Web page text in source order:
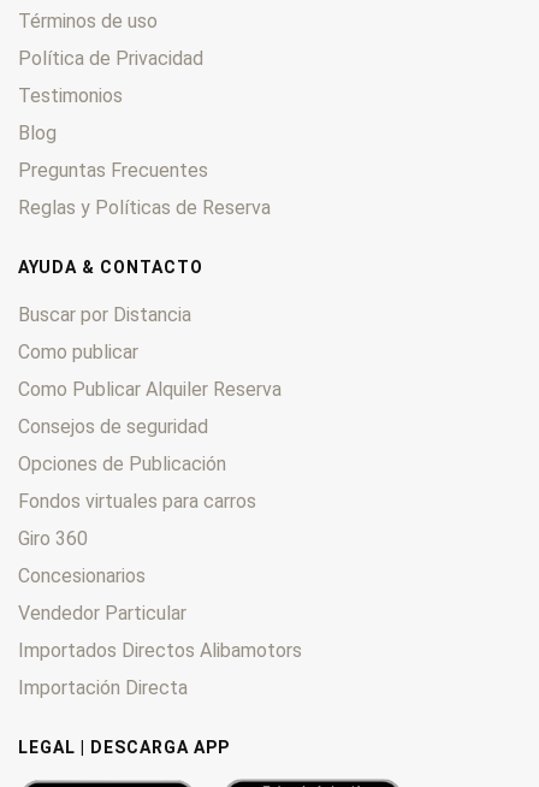
Términos de uso
Política de Privacidad
Testimonios
Blog
Preguntas Frecuentes
Reglas y Políticas de Reserva
AYUDA & CONTACTO
Buscar por Distancia
Como publicar
Como Publicar Alquiler Reserva
Consejos de seguridad
Opciones de Publicación
Fondos virtuales para carros
Giro 360
Concesionarios
Vendedor Particular
Importados Directos Alibamotors
Importación Directa
LEGAL | DESCARGA APP